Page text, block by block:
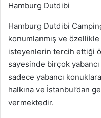
Hamburg Dutdibi
Hamburg Dutdibi
konumlanmış ve
isteyenlerin tercih ettiği
sayesinde birçok
sadece yabancı
halkına ve İstanbul’dan
vermektedir.